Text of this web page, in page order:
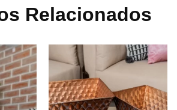
Relacionados